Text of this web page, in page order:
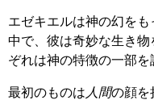
エゼキエルは神の幻を
中で、彼は奇妙な生き
ぞれは神の特徴の一部を
最初のものは 人間の顔を